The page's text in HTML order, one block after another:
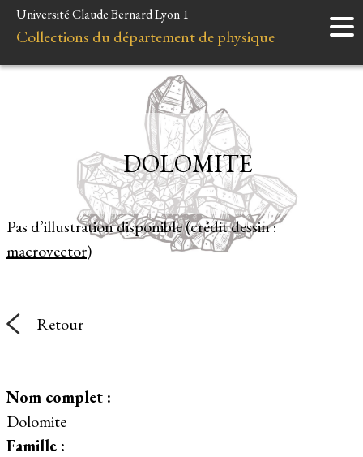
Accueil
Instruments
Liens et ressources
Université Claude Bernard Lyon 1
Collections du département de physique
Pas d’illustration disponible (crédit dessin :
macrovector)
DOLOMITE
Retour
Nom complet :
Dolomite
Famille :